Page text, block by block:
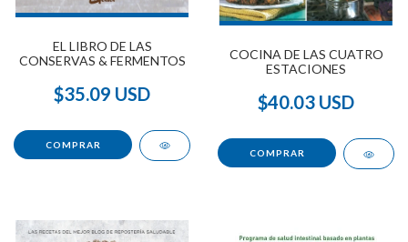
EL LIBRO DE LAS
CONSERVAS & FERMENTOS
$35.09 USD
COCINA DE LAS CUATRO
ESTACIONES
$40.03 USD